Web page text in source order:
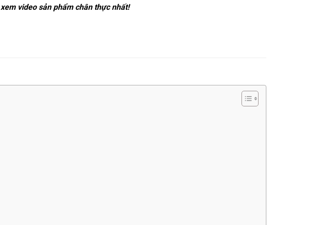
xem video sản phẩm chân thực nhất!